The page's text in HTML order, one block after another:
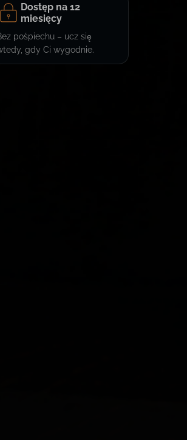
Dostęp na 12
miesięcy
pośpiechu – ucz się
gdy Ci wygodnie.